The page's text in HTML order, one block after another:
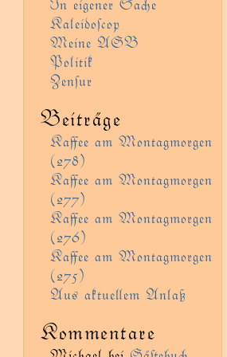
Kaleidoſcop
Meine AGB
Politik
Zenſur
Beiträge
Kaﬀee am Montagmorgen
(278)
Kaﬀee am Montagmorgen
(277)
Kaﬀee am Montagmorgen
(276)
Kaﬀee am Montagmorgen
(275)
Aus aktueem Anlaß
Kommentare